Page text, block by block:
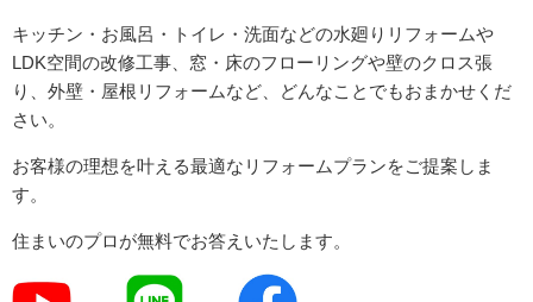
キッチン・お風呂・トイレ・洗面などの水廻りリフォームや
LDK空間の改修工事、窓・床のフローリングや壁のクロス張
り、外壁・屋根リフォームなど、どんなことでもおまかせくだ
さい。
お客様の理想を叶える最適なリフォームプランをご提案しま
す。
住まいのプロが無料でお答えいたします。